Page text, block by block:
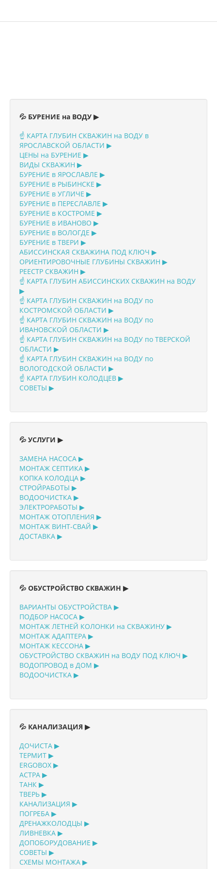
ТОПАС >>>
ТВЕРЬ >>>
КЕССОНЫ >>>
ПОГРЕБА >>>
ДРЕНАЖ >>>
МОНТАЖ СЕПТИКА 🔻
СТАТЬИ 🔻
💦 БУРЕНИЕ на ВОДУ ▶
☝️ КАРТА ГЛУБИН СКВАЖИН на ВОДУ в
ЯРОСЛАВСКОЙ ОБЛАСТИ ▶
ЦЕНЫ на БУРЕНИЕ ▶
ВИДЫ СКВАЖИН ▶
БУРЕНИЕ в ЯРОСЛАВЛЕ ▶
БУРЕНИЕ в РЫБИНСКЕ ▶
БУРЕНИЕ в УГЛИЧЕ ▶
БУРЕНИЕ в ПЕРЕСЛАВЛЕ ▶
БУРЕНИЕ в КОСТРОМЕ ▶
БУРЕНИЕ в ИВАНОВО ▶
БУРЕНИЕ в ВОЛОГДЕ ▶
БУРЕНИЕ в ТВЕРИ ▶
АБИССИНСКАЯ СКВАЖИНА ПОД КЛЮЧ ▶
ОРИЕНТИРОВОЧНЫЕ ГЛУБИНЫ СКВАЖИН ▶
РЕЕСТР СКВАЖИН ▶
☝️ КАРТА ГЛУБИН АБИССИНСКИХ СКВАЖИН на ВОДУ
▶
☝️ КАРТА ГЛУБИН СКВАЖИН на ВОДУ по
КОСТРОМСКОЙ ОБЛАСТИ ▶
☝️ КАРТА ГЛУБИН СКВАЖИН на ВОДУ по
ИВАНОВСКОЙ ОБЛАСТИ ▶
☝️ КАРТА ГЛУБИН СКВАЖИН на ВОДУ по ТВЕРСКОЙ
ОБЛАСТИ ▶
☝️ КАРТА ГЛУБИН СКВАЖИН на ВОДУ по
ВОЛОГОДСКОЙ ОБЛАСТИ ▶
☝️ КАРТА ГЛУБИН КОЛОДЦЕВ ▶
СОВЕТЫ ▶
💦 УСЛУГИ ▶
ЗАМЕНА НАСОСА ▶
МОНТАЖ СЕПТИКА ▶
КОПКА КОЛОДЦА ▶
СТРОЙРАБОТЫ ▶
ВОДООЧИСТКА ▶
ЭЛЕКТРОРАБОТЫ ▶
МОНТАЖ ОТОПЛЕНИЯ ▶
МОНТАЖ ВИНТ-СВАЙ ▶
ДОСТАВКА ▶
💦 ОБУСТРОЙСТВО СКВАЖИН ▶
ВАРИАНТЫ ОБУСТРОЙСТВА ▶
ПОДБОР НАСОСА ▶
МОНТАЖ ЛЕТНЕЙ КОЛОНКИ на СКВАЖИНУ ▶
МОНТАЖ АДАПТЕРА ▶
МОНТАЖ КЕССОНА ▶
ОБУСТРОЙСТВО СКВАЖИН на ВОДУ ПОД КЛЮЧ ▶
ВОДОПРОВОД в ДОМ ▶
ВОДООЧИСТКА ▶
💦 КАНАЛИЗАЦИЯ ▶
ДОЧИСТА ▶
ТЕРМИТ ▶
ERGOBOX ▶
АСТРА ▶
ТАНК ▶
ТВЕРЬ ▶
КАНАЛИЗАЦИЯ ▶
ПОГРЕБА ▶
ДРЕНАЖКОЛОДЦЫ ▶
ЛИВНЕВКА ▶
ДОПОБОРУДОВАНИЕ ▶
СОВЕТЫ ▶
СХЕМЫ МОНТАЖА ▶